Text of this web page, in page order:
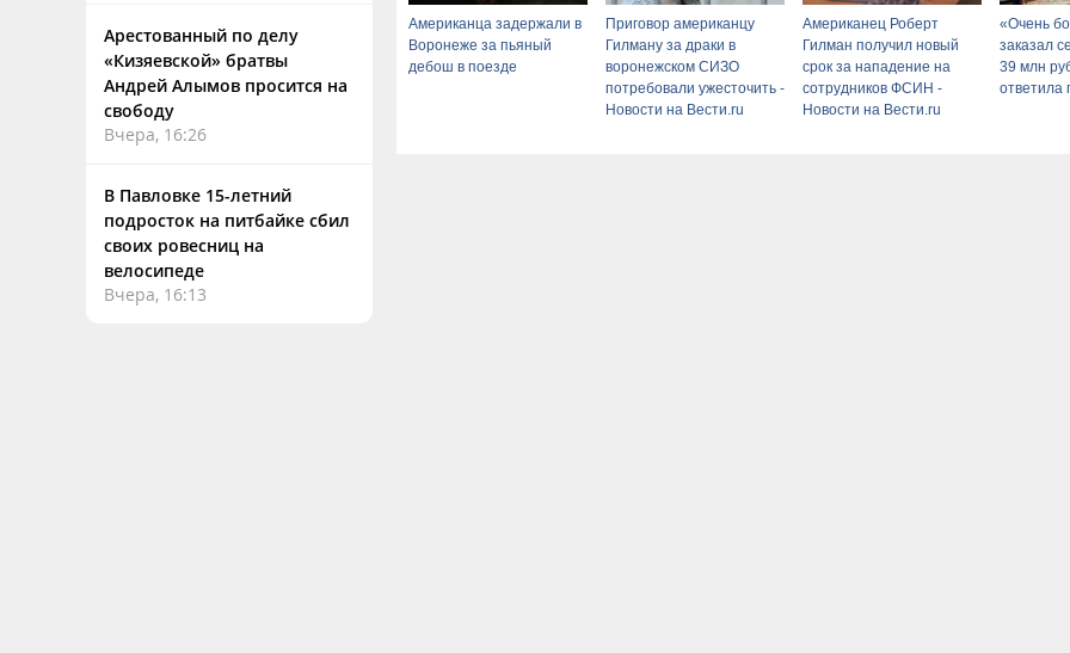
Арестованный по делу
«Кизяевской» братвы
Андрей Алымов просится на
свободу
Вчера, 16:26
В Павловке 15-летний
подросток на питбайке сбил
своих ровесниц на
велосипеде
Вчера, 16:13
Американца задержали в
Воронеже за пьяный
дебош в поезде
Приговор американцу
Гилману за драки в
воронежском СИЗО
потребовали ужесточить -
Новости на Вести.ru
Американец Роберт
Гилман получил новый
срок за нападение на
сотрудников ФСИН -
Новости на Вести.ru
«Очень
заказал
39 млн
ответила